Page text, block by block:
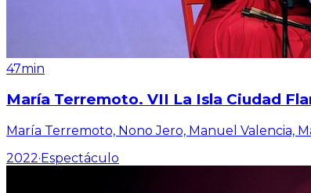
47min
María Terremoto. VII La Isla Ciudad
María Terremoto, Nono Jero, Manuel Valencia,
2022· Espectáculo